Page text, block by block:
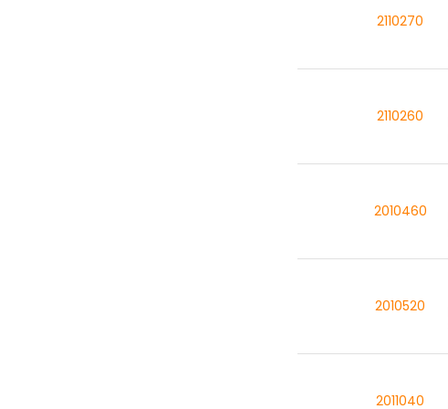
2110270
2110260
2010460
2010520
2011040